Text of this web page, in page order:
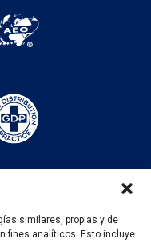
similares, propias y de
fines analíticos. Esto incluye
POR LOS